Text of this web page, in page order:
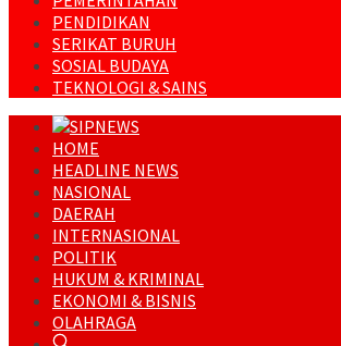
PENDIDIKAN
SERIKAT BURUH
SOSIAL BUDAYA
TEKNOLOGI & SAINS
HOME
HEADLINE NEWS
NASIONAL
DAERAH
INTERNASIONAL
POLITIK
HUKUM & KRIMINAL
EKONOMI & BISNIS
OLAHRAGA